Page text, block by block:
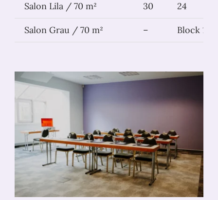
Salon Lila / 70 m² 30 24
Salon Grau / 70 m² – Block 12